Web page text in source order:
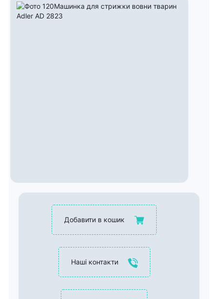
Добавити в кошик
Наші контакти